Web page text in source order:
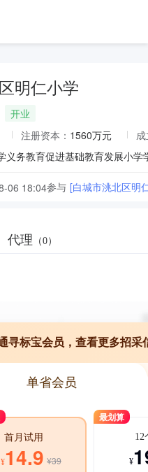
明仁小学
开业
注册资本： 1560万元
义务教育促进基础教育发展小
06 18:04参与 [白城市洮北区明
代理 （0）
寻标宝会员，查看更多招采
单省会员
首月试用
¥14.9 ¥39
最划算
12
¥